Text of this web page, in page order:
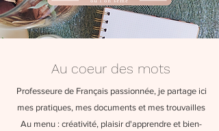
Professeure de Français passionnée, je partage ici
mes pratiques, mes documents et mes trouvailles
Au menu : créativité, plaisir d'apprendre et bien-
Au coeur des mots